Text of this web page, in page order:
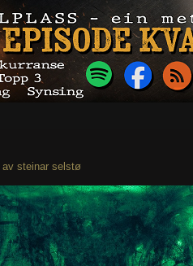
av steinar selstø